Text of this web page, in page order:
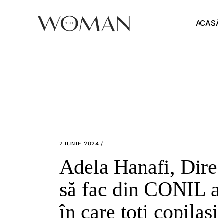
7 IUNIE 2024
Adela Hanafi,
să fac din CONIL
în care toți